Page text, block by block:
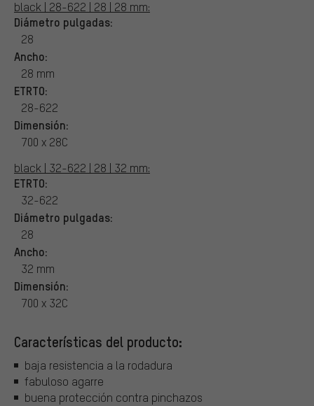
black | 28-622 | 28 | 28 mm:
Diámetro pulgadas:
28
Ancho:
28 mm
ETRTO:
28-622
Dimensión:
700 x 28C
black | 32-622 | 28 | 32 mm:
ETRTO:
32-622
Diámetro pulgadas:
28
Ancho:
32 mm
Dimensión:
700 x 32C
Características del producto:
baja resistencia a la rodadura
fabuloso agarre
buena protección contra pinchazos